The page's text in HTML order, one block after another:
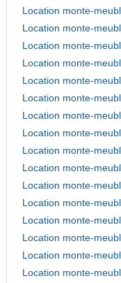
Location monte-
Location monte-
Location monte-
Location monte-
Location monte-
Location monte-
Location monte-
Location monte-
Location monte-
Location monte-
Location monte-
Location monte-
Location monte-
Location monte-
Location monte-
Location monte-